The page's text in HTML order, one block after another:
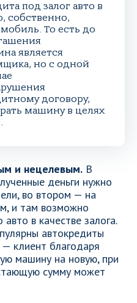
под залог авто в
собственно,
То есть до
является
но с одной
договору,
машину в целях
и нецелевым. В
деньги нужно
во втором — на
и там возможно
в качестве залога.
автокредиты
клиент благодаря
машину на новую, при
сумму может